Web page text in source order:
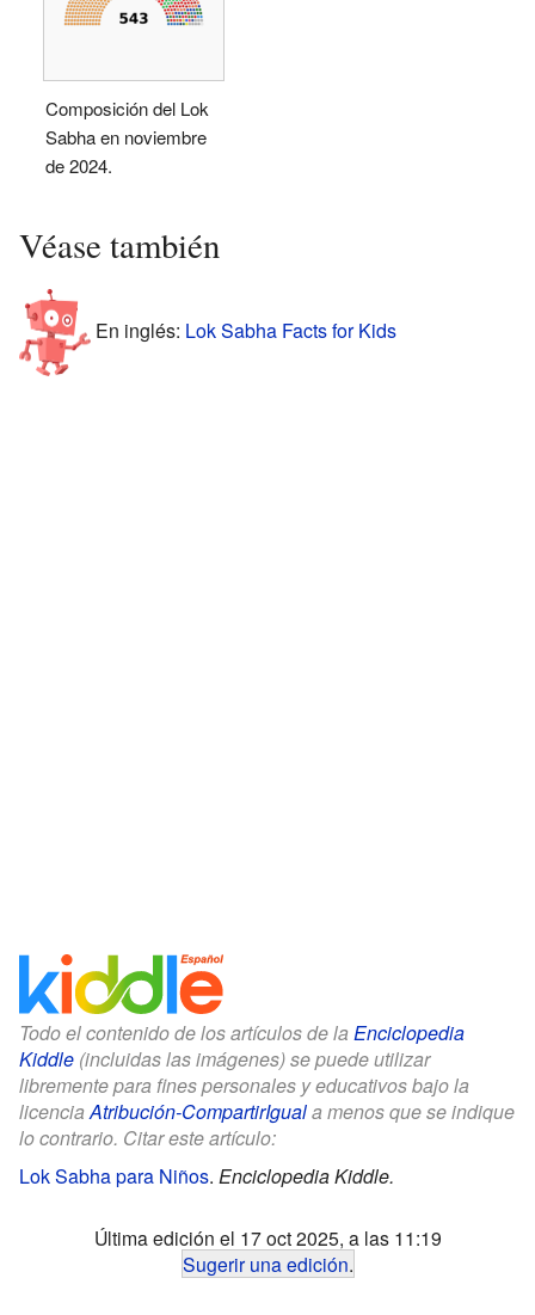
Composición del Lok
Sabha en noviembre
de 2024.
Véase también
En inglés: Lok Sabha Facts for Kids
Todo el contenido de los artículos de la Enciclopedia
Kiddle (incluidas las imágenes) se puede utilizar
libremente para fines personales y educativos bajo la
licenciaAtribución-CompartirIguala menos que se indique
lo contrario. Citar este artículo:
Lok Sabha para Niños. Enciclopedia Kiddle.
Última edición el 17 oct 2025, a las 11:19
Sugerir una edición.